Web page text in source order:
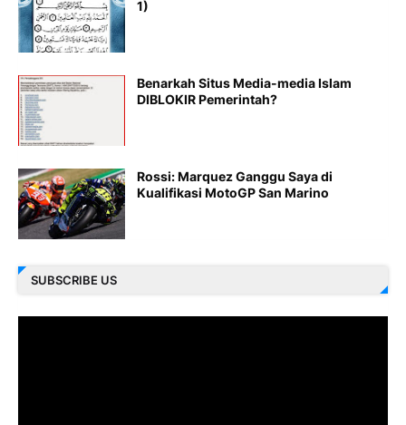
1)
Benarkah Situs Media-media Islam
DIBLOKIR Pemerintah?
Rossi: Marquez Ganggu Saya di
Kualifikasi MotoGP San Marino
SUBSCRIBE US